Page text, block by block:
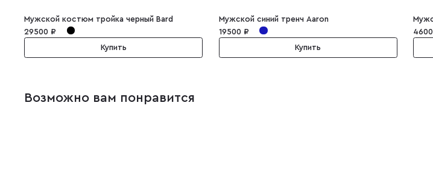
Мужской костюм тройка черный Bard
29500 ₽
Купить
Мужской синий тренч Aaron
19500 ₽
Купить
Возможно вам понравится